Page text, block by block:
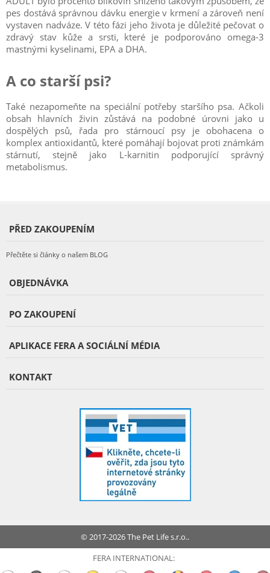
pes dostává správnou dávku energie v krmení a zároveň není
vystaven nadváze. V této fázi jeho života je důležité pečovat o
zdravý stav kůže a srsti, které je podporováno omega-3
mastnými kyselinami, EPA a DHA.
A co starší psi?
Také nezapomeňte na speciální potřeby staršího psa. Ačkoli
obsah hlavních živin zůstává na podobné úrovni jako u
dospělých psů, řada pro stárnoucí psy je obohacena o
komplex antioxidantů, které pomáhají bojovat proti známkám
stárnutí, stejně jako L-karnitin podporující správný
metabolismus.
PŘED ZAKOUPENÍM
Přečtěte si články o našem BLOG
OBJEDNÁVKA
PO ZAKOUPENÍ
APLIKACE FERA A SOCIÁLNÍ MÉDIA
KONTAKT
© 2017-2026 The Pet Life s.r.o..
FERA INTERNATIONAL: